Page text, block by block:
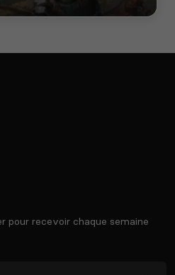
pour recevoir chaque semaine